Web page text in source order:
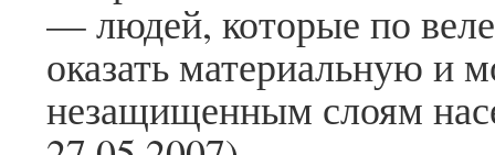
— людей, которые по
оказать материальную и
незащищенным слоям